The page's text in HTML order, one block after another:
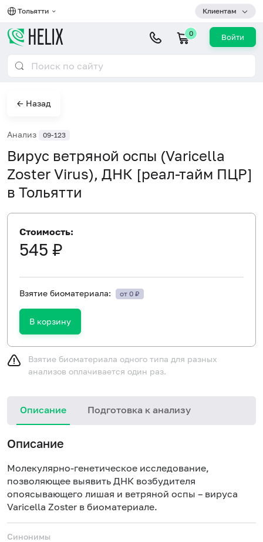
Тольятти Клиентам
0 Войти
← Назад
Анализ 09-123
Вирус ветряной оспы (Varicella
Zoster Virus), ДНК [реал-тайм ПЦР]
в Тольятти
Стоимость:
545 ₽
Взятие биоматериала: от 0 ₽
В корзину
Взятие биоматериала одного типа для разных
анализов оплачивается один раз.
Описание Подготовка к анализу
Описание
Молекулярно-генетическое исследование,
позволяющее выявить ДНК возбудителя
опоясывающего лишая и ветряной оспы – вируса
Varicella Zoster в биоматериале.
Синонимы